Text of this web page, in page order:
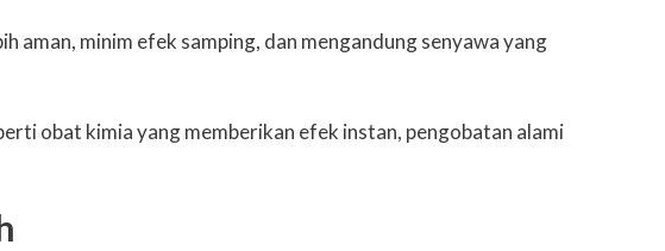
aman, minim efek samping, dan mengandung senyawa yang
obat kimia yang memberikan efek instan, pengobatan alami